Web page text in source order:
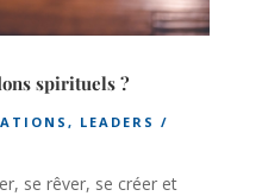
spirituels ?
, LEADERS /
se rêver, se créer et